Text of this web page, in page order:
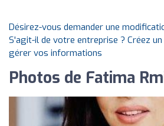
Désirez-vous demander une
S'agit-il de votre entreprise ? Créez
gérer vos informations
Photos de Fatima